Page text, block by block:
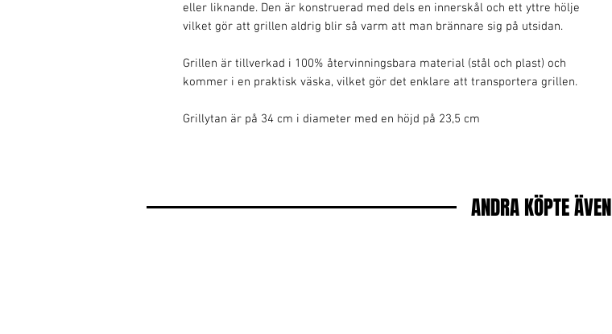
eller liknande. Den är konstruerad med dels en innerskål och ett yttre hölje
vilket gör att grillen aldrig blir så varm att man brännare sig på utsidan.
Grillen är tillverkad i 100% återvinningsbara material (stål och plast) och
kommer i en praktisk väska, vilket gör det enklare att transportera grillen.
Grillytan är på 34 cm i diameter med en höjd på 23,5 cm
ANDRA KÖPTE ÄVEN